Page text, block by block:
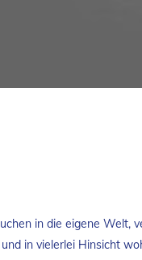
in die eigene Welt,
in vielerlei Hinsicht